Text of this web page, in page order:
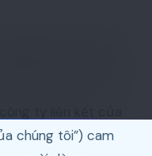
Quyền
đối với chúng tôi.
chúng tôi”) cam